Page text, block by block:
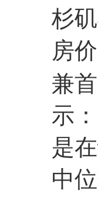
杉
房
兼
示
是
中